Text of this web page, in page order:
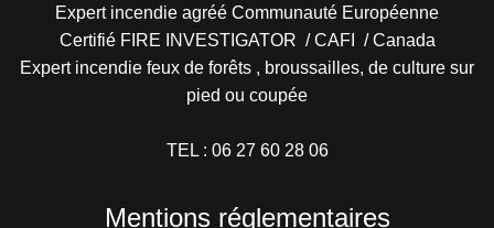
Expert incendie agréé Communauté Européenne
Certifié FIRE INVESTIGATOR / CAFI / Canada
Expert incendie feux de forêts , broussailles, de culture sur
pied ou coupée
TEL : 06 27 60 28 06
Mentions réglementaires